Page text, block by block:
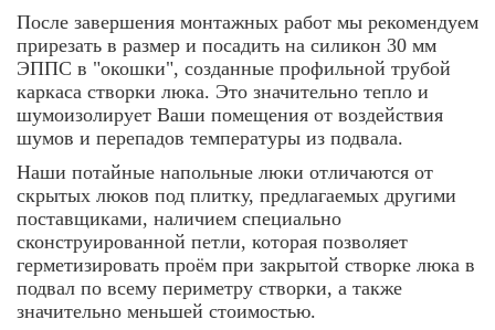
После завершения монтажных работ мы рекомендуем
прирезать в размер и посадить на силикон 30 мм
ЭППС в "окошки", созданные профильной трубой
каркаса створки люка. Это значительно тепло и
шумоизолирует Ваши помещения от воздействия
шумов и перепадов температуры из подвала.
Наши потайные напольные люки отличаются от
скрытых люков под плитку, предлагаемых другими
поставщиками, наличием специально
сконструированной петли, которая позволяет
герметизировать проём при закрытой створке люка в
подвал по всему периметру створки, а также
значительно меньшей стоимостью.